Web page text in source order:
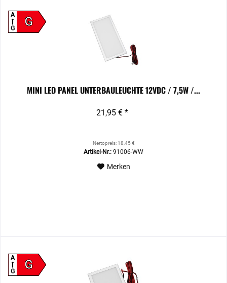
G
A
G
MINI LED PANEL UNTERBAULEUCHTE 12VDC / 7,5W /...
21,95 € *
Nettopreis: 18,45 €
Artikel-Nr.: 91006-WW
Merken
G
A
G